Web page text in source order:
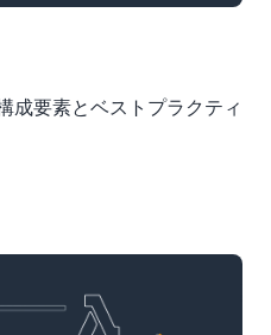
成要素とベストプラクティ